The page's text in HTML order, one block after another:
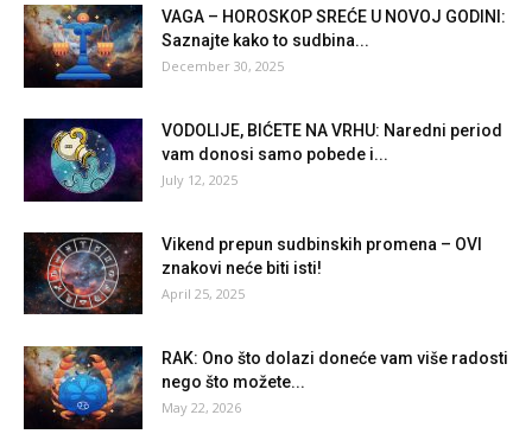
VAGA – HOROSKOP SREĆE U NOVOJ GODINI:
Saznajte kako to sudbina...
December 30, 2025
VODOLIJE, BIĆETE NA VRHU: Naredni period
vam donosi samo pobede i...
July 12, 2025
Vikend prepun sudbinskih promena – OVI
znakovi neće biti isti!
April 25, 2025
RAK: Ono što dolazi doneće vam više radosti
nego što možete...
May 22, 2026